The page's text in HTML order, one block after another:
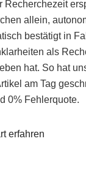
Recherchezeit
allein,
bestätigt in
als
hat. So hat
am Tag
0% Fehlerquote.
erfahren